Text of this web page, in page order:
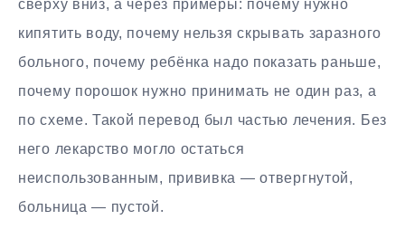
сверху вниз, а через примеры: почему нужно
кипятить воду, почему нельзя скрывать заразного
больного, почему ребёнка надо показать раньше,
почему порошок нужно принимать не один раз, а
по схеме. Такой перевод был частью лечения. Без
него лекарство могло остаться
неиспользованным, прививка — отвергнутой,
больница — пустой.